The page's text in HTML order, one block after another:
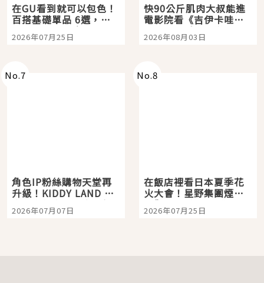
在GU看到就可以包色！
百搭基礎單品 6選，閉
眼全收也不心疼
2026年07月25日
快90公斤肌肉大叔能進
電影院看《吉伊卡哇》
嗎？日本重金屬樂團
「打首」會長與nagano
2026年08月03日
No.7
角色IP粉絲購物天堂再
升級！KIDDY LAND 原
宿店吉伊卡哇迎客，新
開幕 OMOKADO 店3分
2026年07月07日
No.8
在飯店裡看日本夏季花
火大會！星野集團煙火
景觀飯店6選，讓你不用
人擠人悠閒欣賞
2026年07月25日